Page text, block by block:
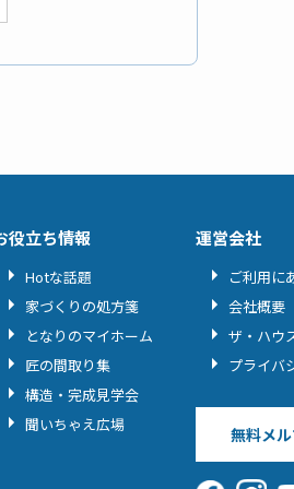
役立ち情報
Hotな話題
家づくりの処方箋
となりのマイホーム
匠の間取り集
構造・完成見学会
聞いちゃえ広場
運営会社
ご利用に
会社概要
ザ・ハウ
プライバ
無料メ